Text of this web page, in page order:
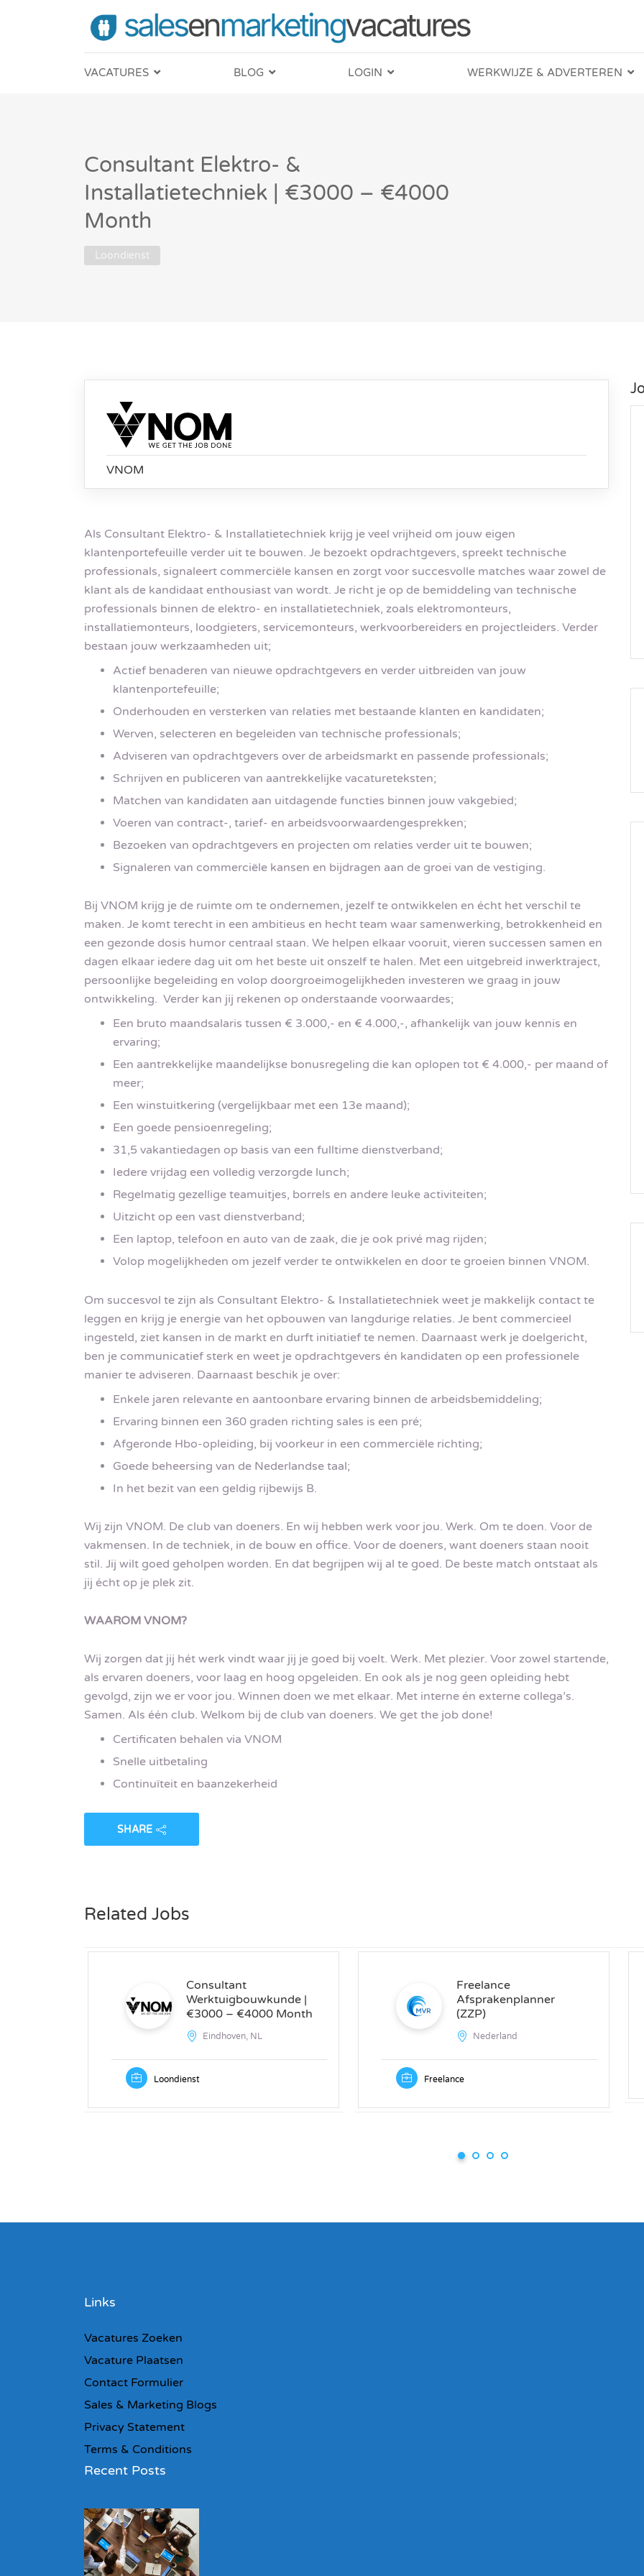
VACATURES BLOG LOGIN WERKWIJZE & ADVERTEREN
Consultant Elektro- &
Installatietechniek | €3000 – €4000
Month
Loondienst
VNOM
Als Consultant Elektro- & Installatietechniek krijg je veel vrijheid om jouw eigen
klantenportefeuille verder uit te bouwen. Je bezoekt opdrachtgevers, spreekt technische
professionals, signaleert commerciële kansen en zorgt voor succesvolle matches waar zowel de
klant als de kandidaat enthousiast van wordt. Je richt je op de bemiddeling van technische
professionals binnen de elektro- en installatietechniek, zoals elektromonteurs,
installatiemonteurs, loodgieters, servicemonteurs, werkvoorbereiders en projectleiders. Verder
bestaan jouw werkzaamheden uit;
Actief benaderen van nieuwe opdrachtgevers en verder uitbreiden van jouw
klantenportefeuille;
Onderhouden en versterken van relaties met bestaande klanten en kandidaten;
Werven, selecteren en begeleiden van technische professionals;
Adviseren van opdrachtgevers over de arbeidsmarkt en passende professionals;
Schrijven en publiceren van aantrekkelijke vacatureteksten;
Matchen van kandidaten aan uitdagende functies binnen jouw vakgebied;
Voeren van contract-, tarief- en arbeidsvoorwaardengesprekken;
Bezoeken van opdrachtgevers en projecten om relaties verder uit te bouwen;
Signaleren van commerciële kansen en bijdragen aan de groei van de vestiging.
Bij VNOM krijg je de ruimte om te ondernemen, jezelf te ontwikkelen en écht het verschil te
maken. Je komt terecht in een ambitieus en hecht team waar samenwerking, betrokkenheid en
een gezonde dosis humor centraal staan. We helpen elkaar vooruit, vieren successen samen en
dagen elkaar iedere dag uit om het beste uit onszelf te halen. Met een uitgebreid inwerktraject,
persoonlijke begeleiding en volop doorgroeimogelijkheden investeren we graag in jouw
ontwikkeling. Verder kan jij rekenen op onderstaande voorwaardes;
Een bruto maandsalaris tussen € 3.000,- en € 4.000,-, afhankelijk van jouw kennis en
ervaring;
Een aantrekkelijke maandelijkse bonusregeling die kan oplopen tot € 4.000,- per maand of
meer;
Een winstuitkering (vergelijkbaar met een 13e maand);
Een goede pensioenregeling;
31,5 vakantiedagen op basis van een fulltime dienstverband;
Iedere vrijdag een volledig verzorgde lunch;
Regelmatig gezellige teamuitjes, borrels en andere leuke activiteiten;
Uitzicht op een vast dienstverband;
Een laptop, telefoon en auto van de zaak, die je ook privé mag rijden;
Volop mogelijkheden om jezelf verder te ontwikkelen en door te groeien binnen VNOM.
Om succesvol te zijn als Consultant Elektro- & Installatietechniek weet je makkelijk contact te
leggen en krijg je energie van het opbouwen van langdurige relaties. Je bent commercieel
ingesteld, ziet kansen in de markt en durft initiatief te nemen. Daarnaast werk je doelgericht,
ben je communicatief sterk en weet je opdrachtgevers én kandidaten op een professionele
manier te adviseren. Daarnaast beschik je over:
Enkele jaren relevante en aantoonbare ervaring binnen de arbeidsbemiddeling;
Ervaring binnen een 360 graden richting sales is een pré;
Afgeronde Hbo-opleiding, bij voorkeur in een commerciële richting;
Goede beheersing van de Nederlandse taal;
In het bezit van een geldig rijbewijs B.
Wij zijn VNOM. De club van doeners. En wij hebben werk voor jou. Werk. Om te doen. Voor de
vakmensen. In de techniek, in de bouw en office. Voor de doeners, want doeners staan nooit
stil. Jij wilt goed geholpen worden. En dat begrijpen wij al te goed. De beste match ontstaat als
jij écht op je plek zit.
WAAROM VNOM?
Wij zorgen dat jij hét werk vindt waar jij je goed bij voelt. Werk. Met plezier. Voor zowel startende,
als ervaren doeners, voor laag en hoog opgeleiden. En ook als je nog geen opleiding hebt
gevolgd, zijn we er voor jou. Winnen doen we met elkaar. Met interne én externe collega’s.
Samen. Als één club. Welkom bij de club van doeners. We get the job done!
Certificaten behalen via VNOM
Snelle uitbetaling
Continuïteit en baanzekerheid
SHARE
Related Jobs
Consultant
Werktuigbouwkunde |
€3000 – €4000 Month
Eindhoven, NL
Loondienst
Freelance
Afsprakenplanner
(ZZP)
Nederland
Freelance
Links
Vacatures Zoeken
Vacature Plaatsen
Contact Formulier
Sales & Marketing Blogs
Privacy Statement
Terms & Conditions
Recent Posts